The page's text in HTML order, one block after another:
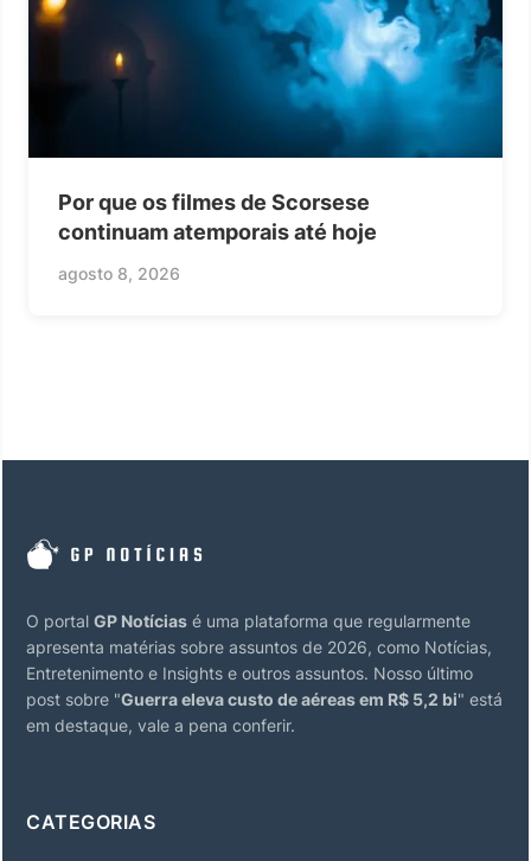
Por que os filmes de Scorsese
continuam atemporais até hoje
agosto 8, 2026
O portal GP Notícias é uma plataforma que regularmente
apresenta matérias sobre assuntos de 2026, como Notícias,
Entretenimento e Insights e outros assuntos. Nosso último
post sobre "Guerra eleva custo de aéreas em R$ 5,2 bi" está
em destaque, vale a pena conferir.
CATEGORIAS